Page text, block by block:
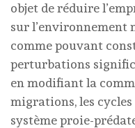
objet de réduire
sur l’environnement
comme pouvant
perturbations
en modifiant la
migrations, les
système proie-